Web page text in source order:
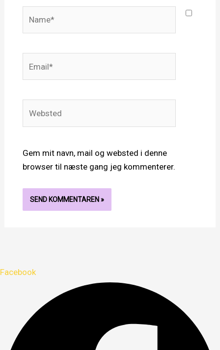
Gem mit navn, mail og websted i denne
browser til næste gang jeg kommenterer.
Facebook